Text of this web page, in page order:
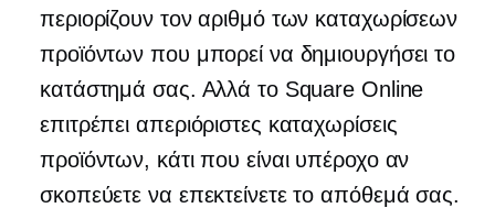
περιορίζουν τον αριθμό των καταχωρίσεων
προϊόντων που μπορεί να δημιουργήσει το
κατάστημά σας. Αλλά το Square Online
επιτρέπει απεριόριστες καταχωρίσεις
προϊόντων, κάτι που είναι υπέροχο αν
σκοπεύετε να επεκτείνετε το απόθεμά σας.